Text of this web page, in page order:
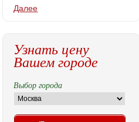
Далее
Узнать цену
Вашем городе
Выбор города